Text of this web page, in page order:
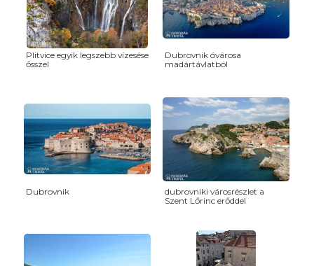
Plitvice egyik legszebb vízesése
ősszel
Dubrovnik óvárosa
madártávlatból
Dubrovnik
dubrovniki városrészlet a
Szent Lőrinc erőddel